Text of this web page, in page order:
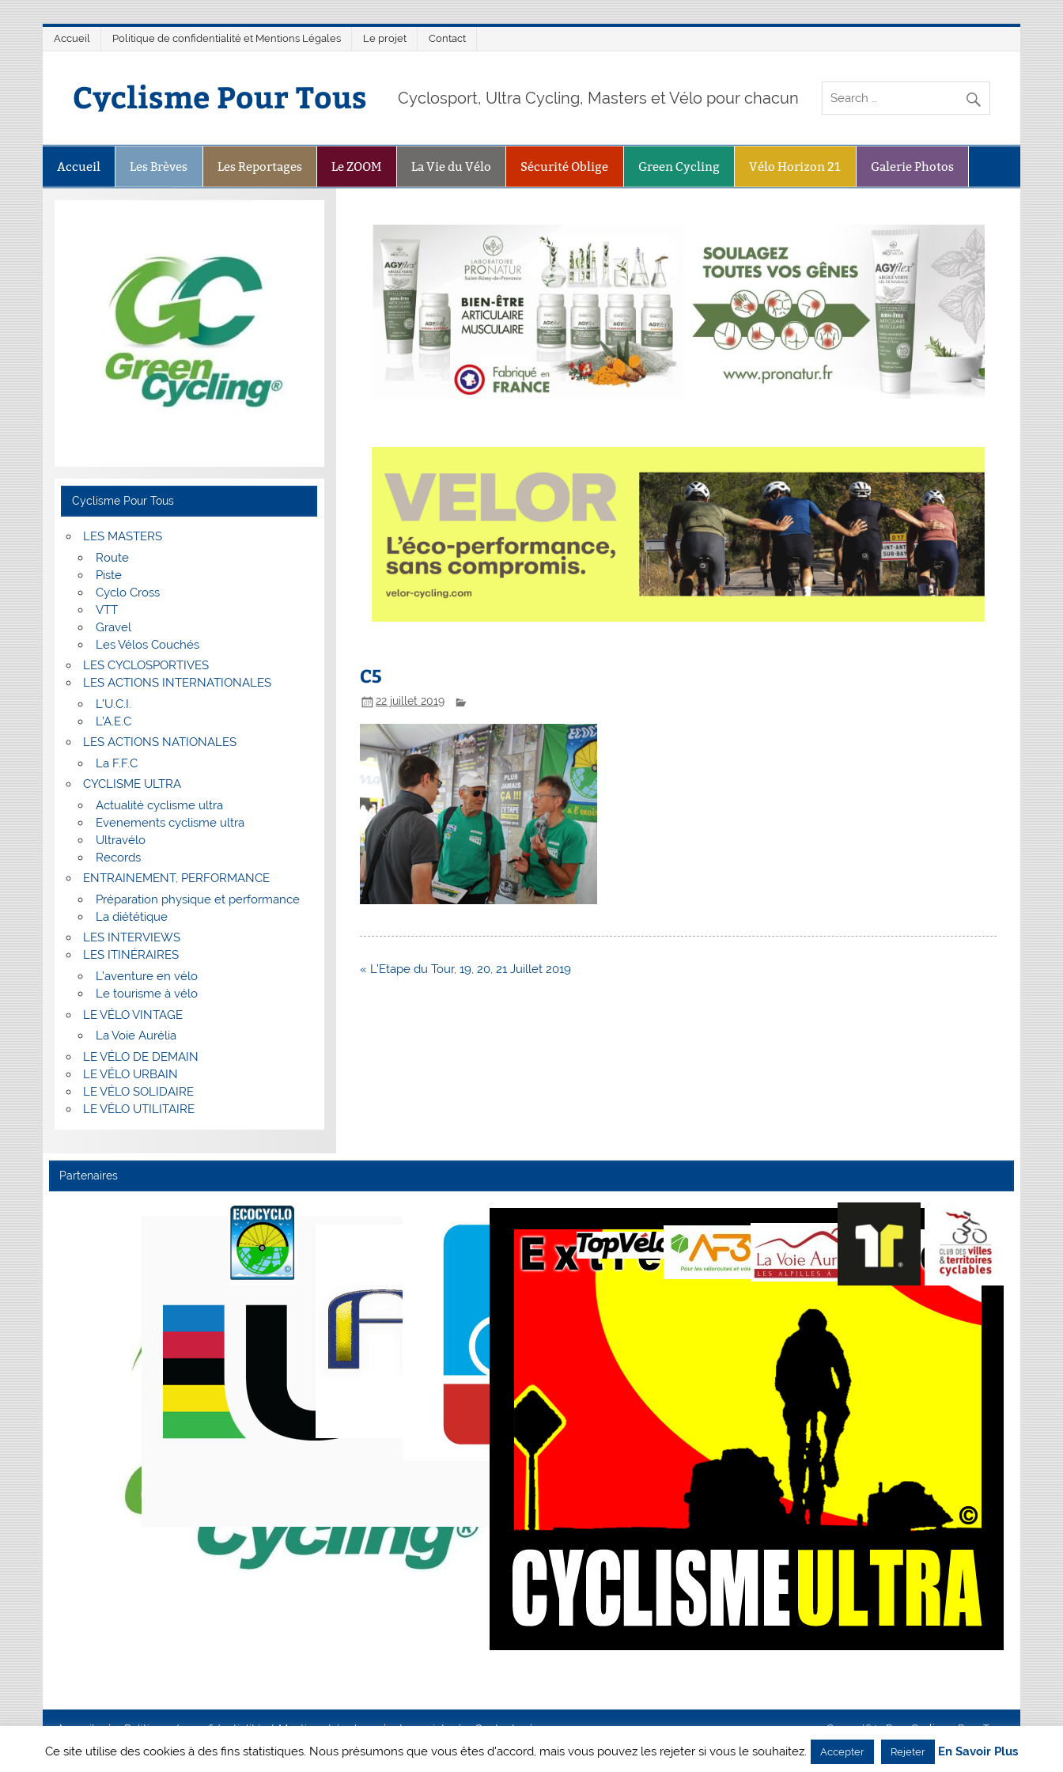
Accueil Politique de confidentialité et Mentions Légales Le projet Contact
Cyclisme Pour Tous Cyclosport, Ultra Cycling, Masters et Vélo pour chacun
Accueil Les Brèves Les Reportages Le ZOOM La Vie du Vélo Sécurité Oblige Green Cycling Vélo Horizon 21 Galerie Photos
C5
22 juillet 2019
Navigation
« L’Etape du Tour, 19, 20, 21 Juillet 2019
Cyclisme Pour Tous
LES MASTERS
Route
Piste
Cyclo Cross
VTT
Gravel
Les Vélos Couchés
LES CYCLOSPORTIVES
LES ACTIONS INTERNATIONALES
L’U.C.I.
L’A.E.C
LES ACTIONS NATIONALES
La F.F.C
CYCLISME ULTRA
Actualité cyclisme ultra
Evenements cyclisme ultra
Ultravélo
Records
ENTRAINEMENT, PERFORMANCE
Préparation physique et performance
La diététique
LES INTERVIEWS
LES ITINÉRAIRES
L’aventure en vélo
Le tourisme à vélo
LE VÉLO VINTAGE
La Voie Aurélia
LE VÉLO DE DEMAIN
LE VÉLO URBAIN
LE VÉLO SOLIDAIRE
LE VÉLO UTILITAIRE
Partenaires
Accueil Politique de confidentialité et Mentions Légales Le projet Contact Creanet64- Pour Cyclisme Pour Tous
Ce site utilise des cookies à des fins statistiques. Nous présumons que vous êtes d'accord, mais vous pouvez les rejeter si vous le souhaitez. Accepter Rejeter En Savoir Plus